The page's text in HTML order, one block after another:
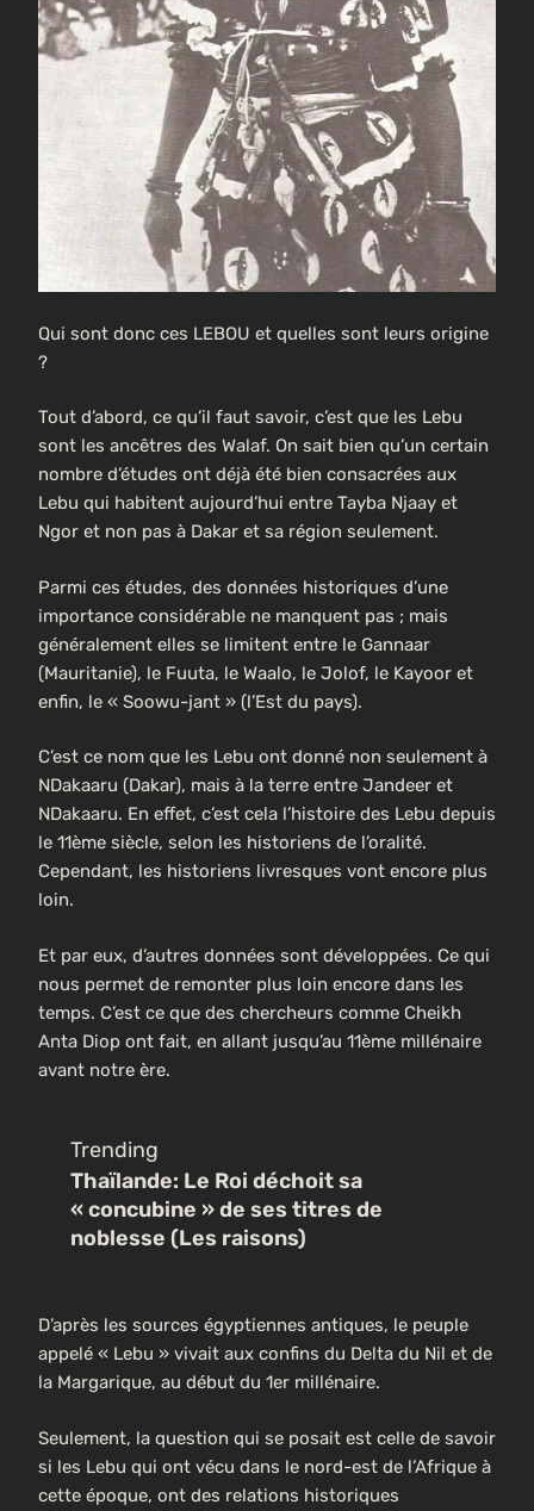
Qui sont donc ces LEBOU et quelles sont leurs origine
?
Tout d’abord, ce qu’il faut savoir, c’est que les Lebu
sont les ancêtres des Walaf. On sait bien qu’un certain
nombre d’études ont déjà été bien consacrées aux
Lebu qui habitent aujourd’hui entre Tayba Njaay et
Ngor et non pas à Dakar et sa région seulement.
Parmi ces études, des données historiques d’une
importance considérable ne manquent pas ; mais
généralement elles se limitent entre le Gannaar
(Mauritanie), le Fuuta, le Waalo, le Jolof, le Kayoor et
enfin, le « Soowu-jant » (l’Est du pays).
C’est ce nom que les Lebu ont donné non seulement à
NDakaaru (Dakar), mais à la terre entre Jandeer et
NDakaaru. En effet, c’est cela l’histoire des Lebu depuis
le 11ème siècle, selon les historiens de l’oralité.
Cependant, les historiens livresques vont encore plus
loin.
Et par eux, d’autres données sont développées. Ce qui
nous permet de remonter plus loin encore dans les
temps. C’est ce que des chercheurs comme Cheikh
Anta Diop ont fait, en allant jusqu’au 11ème millénaire
avant notre ère.
Trending
Thaïlande: Le Roi déchoit sa
« concubine » de ses titres de
noblesse (Les raisons)
D’après les sources égyptiennes antiques, le peuple
appelé « Lebu » vivait aux confins du Delta du Nil et de
la Margarique, au début du 1er millénaire.
Seulement, la question qui se posait est celle de savoir
si les Lebu qui ont vécu dans le nord-est de l’Afrique à
cette époque, ont des relations historiques